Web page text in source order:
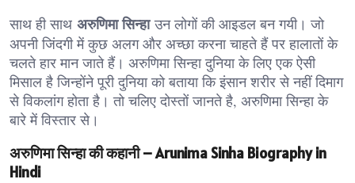
साथ ही साथ अरुणिमा सिन्हाउन लोगों की आइडल बन गयी। जो
अपनी जिंदगी में कुछ अलग और अच्छा करना चाहते हैं पर हालातों के
चलते हार मान जाते हैं। अरुणिमा सिन्हा दुनिया के लिए एक ऐसी
मिसाल है जिन्होंने पूरी दुनिया को बताया कि इंसान शरीर से नहीं दिमाग
से विकलांग होता है। तो चलिए दोस्तों जानते है, अरुणिमा सिन्हा के
बारे में विस्तार से।
अरुणिमा सिन्हा की कहानी – Arunima Sinha Biography in
Hindi